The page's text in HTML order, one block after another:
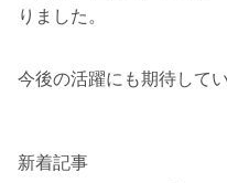
りました。
今後の活躍にも期待してい
新着記事